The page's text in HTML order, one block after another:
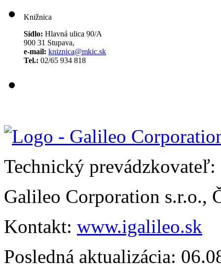
Knižnica
Sídlo: Hlavná ulica 90/A
900 31 Stupava,
e-mail: kniznica@mkic.sk
Tel.: 02/65 934 818
Technický prevádzkovateľ:
Galileo Corporation s.r.o.,
Kontakt: www.igalileo.sk
Posledná aktualizácia: